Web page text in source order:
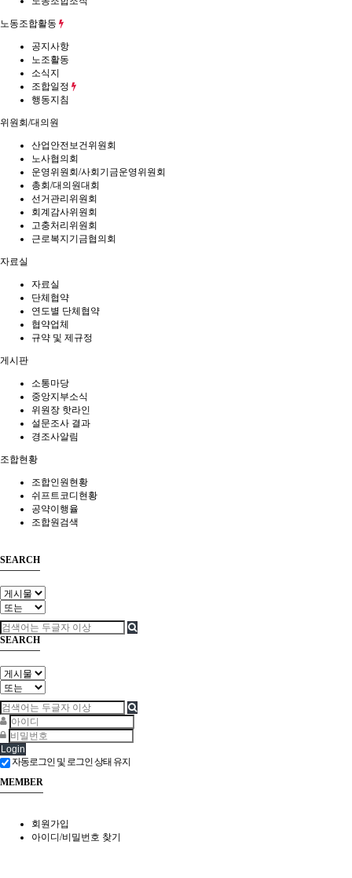
노동조합활동
공지사항
노조활동
소식지
조합일정
행동지침
위원회/대의원
산업안전보건위원회
노사협의회
운영위원회/사회기금운영위원회
총회/대의원대회
선거관리위원회
회계감사위원회
고충처리위원회
근로복지기금협의회
자료실
자료실
단체협약
연도별 단체협약
협약업체
규약 및 제규정
게시판
소통마당
중앙지부소식
위원장 핫라인
설문조사 결과
경조사알림
조합현황
조합인원현황
쉬프트코디현황
공약이행율
조합원검색
SEARCH
SEARCH
Login
자동로그인 및 로그인 상태 유지
MEMBER
회원가입
아이디/비밀번호 찾기